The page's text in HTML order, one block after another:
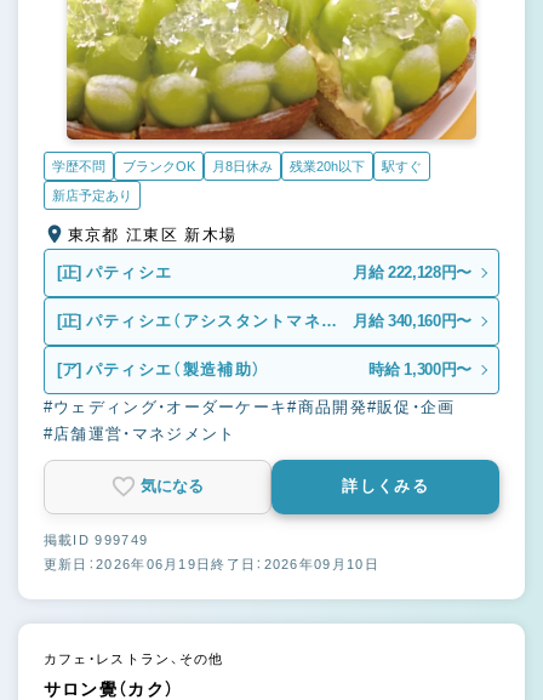
学歴不問 ブランクOK 月8日休み 残業20h以下
駅すぐ
新店予定あり
東京都 江東区 新木場
[正] パティシエ 月給 222,128円〜
[正] パティシエ（アシスタントマネー
ジャー）
月給 340,160円〜
[ア] パティシエ（製造補助） 時給 1,300円〜
#ウェディング・オーダーケーキ#商品開発#販促・企画
#店舗運営・マネジメント
気になる 詳しくみる
掲載ID 999749
更新日：2026年06月19日終了日：2026年09月10日
カフェ・レストラン、その他
サロン覺（カク）